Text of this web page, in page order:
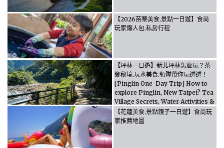
【2026苗栗美食.景點一日遊】食尚
玩家懶人包.私房行程
【坪林一日遊】新北坪林怎麼玩？茶
鄉秘境.玩水美食.領隊帶你玩透透！
[Pinglin One-Day Trip] How to
explore Pinglin, New Taipei? Tea
Village Secrets, Water Activities &
Food, Let the guide take you
through it all!
【花蓮美食.景點親子一日遊】食尚玩
家推薦地圖